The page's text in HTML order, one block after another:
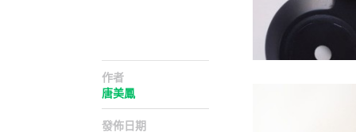
作者
唐美鳳
發佈日期